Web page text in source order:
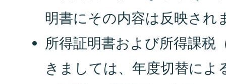
明書にその内容は反映され
所得証明書および所得課税
きましては、年度切替に